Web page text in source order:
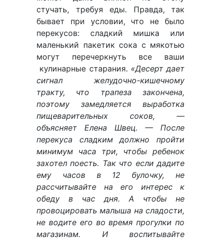
стучать, требуя еды. Правда, так
бывает при условии, что не было
перекусов: сладкий мишка или
маленький пакетик сока с мякотью
могут перечеркнуть все ваши
кулинарные старания. «Десерт дает
сигнал желудочно-кишечному
тракту, что трапеза закончена,
поэтому замедляется выработка
пищеварительных соков, —
объясняет Елена Швец. — После
перекуса сладким должно пройти
минимум часа три, чтобы ребенок
захотел поесть. Так что если дадите
ему часов в 12 булочку, не
рассчитывайте на его интерес к
обеду в час дня. А чтобы не
провоцировать малыша на сладости,
не водите его во время прогулки по
магазинам. И воспитывайте